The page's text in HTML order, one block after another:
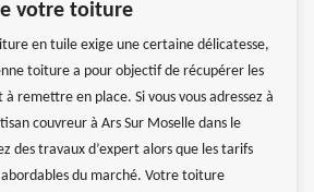
votre toiture
en tuile exige une certaine délicatesse,
toiture a pour objectif de récupérer les
à remettre en place. Si vous vous adressez à
couvreur à Ars Sur Moselle dans le
des travaux d’expert alors que les tarifs
abordables du marché. Votre toiture